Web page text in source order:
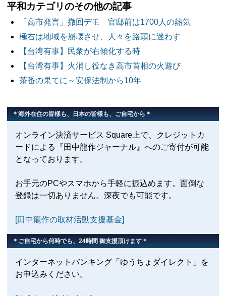
平和カテゴリのその他の記事
「高市発言」撤回デモ 官邸前は1700人の熱気
極右は地域を崩壊させ、人々を路頭に迷わす
【台湾有事】民衆が右傾化する時
【台湾有事】火消し役なき高市首相の火遊び
茶番の果てに～安保法制から10年
＊海外在住の皆様も、日本の皆様も、ご自宅から＊
オンライン決済サービス Square上で、クレジットカ
ードによる『田中龍作ジャーナル』へのご寄付が可能
となっております。
お手元のPCやスマホから手軽に振込めます。面倒な
登録は一切ありません。深夜でも可能です。
[田中龍作の取材活動支援基金]
＊ご自宅から何時でも、24時間 御支援頂けます＊
インターネットバンキング「ゆうちょダイレクト」を
お申込みください。